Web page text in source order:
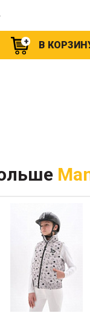
В
из качественных
тепло и комфорт в